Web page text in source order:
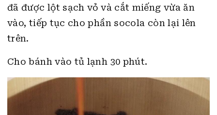
đã được lột sạch vỏ và cắt miếng vừa ăn
vào, tiếp tục cho phần socola còn lại lên
trên.
Cho bánh vào tủ lạnh 30 phút.